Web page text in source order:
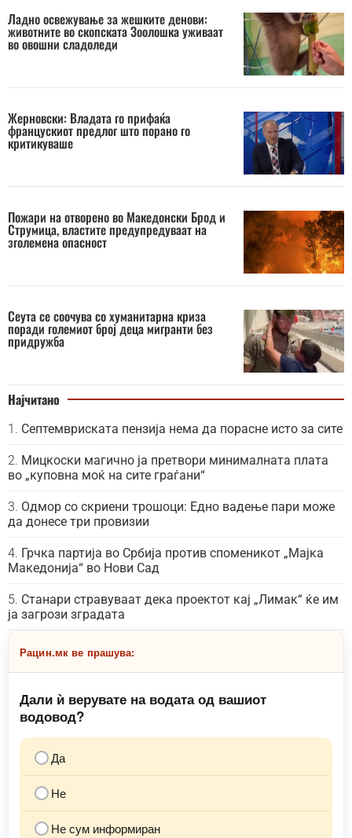
Ладно освежување за жешките денови:
животните во скопската Зоолошка уживаат
во овошни сладоледи
Жерновски: Владата го прифаќа
францускиот предлог што порано го
критикуваше
Пожари на отворено во Македонски Брод и
Струмица, властите предупредуваат на
зголемена опасност
Сеута се соочува со хуманитарна криза
поради големиот број деца мигранти без
придружба
Најчитано
Септемвриската пензија нема да порасне исто за сите
Мицкоски магично ја претвори минималната плата
во „куповна моќ на сите граѓани“
Одмор со скриени трошоци: Едно вадење пари може
да донесе три провизии
Грчка партија во Србија против споменикот „Мајка
Македонија“ во Нови Сад
Станари стравуваат дека проектот кај „Лимак“ ќе им
ја загрози зградата
Рацин.мк ве прашува:
Дали ѝ верувате на водата од вашиот
водовод?
Да
Не
Не сум информиран